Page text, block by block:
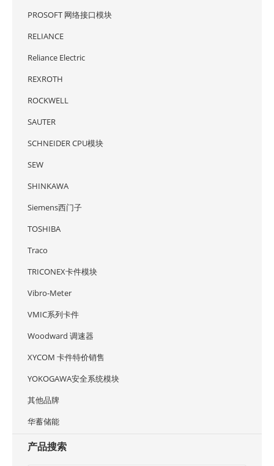
PROSOFT 网络接口模块
RELIANCE
Reliance Electric
REXROTH
ROCKWELL
SAUTER
SCHNEIDER CPU模块
SEW
SHINKAWA
Siemens西门子
TOSHIBA
Traco
TRICONEX卡件模块
Vibro-Meter
VMIC系列卡件
Woodward 调速器
XYCOM 卡件特价销售
YOKOGAWA安全系统模块
其他品牌
华蓄储能
产品搜索